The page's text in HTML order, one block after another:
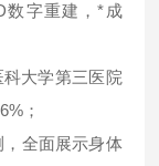
字重建，*成
大学第三医院
；
全面展示身体